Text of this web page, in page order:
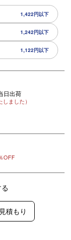
1,422円以下
1,242円以下
1,122円以下
日出荷
ました）
OFF
積もり